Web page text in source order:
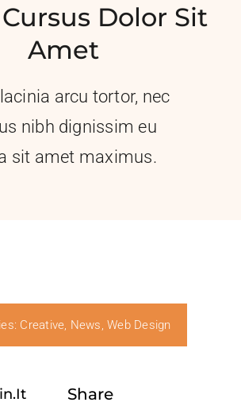
Dolor Sit
Amet
arcu tortor, nec
nibh dignissim eu
sit amet maximus.
Creative, News,Web Design
Share